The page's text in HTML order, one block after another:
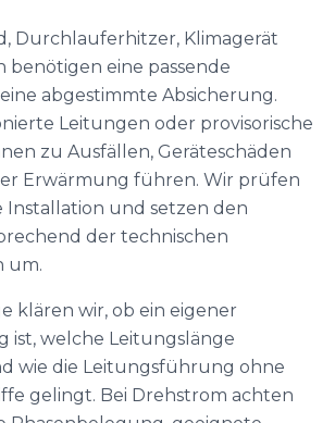
Durchlauferhitzer, Klimagerät
benötigen eine passende
abgestimmte Absicherung.
Leitungen oder provisorische
zu Ausfällen, Geräteschäden
Erwärmung führen. Wir prüfen
Installation und setzen den
der technischen
um.
klären wir, ob ein eigener
ist, welche Leitungslänge
wie die Leitungsführung ohne
gelingt. Bei Drehstrom achten